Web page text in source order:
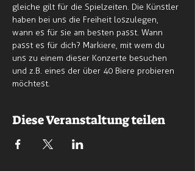
gleiche gilt für die Spielzeiten. Die Künstler
haben bei uns die Freiheit loszulegen,
wann es für sie am besten passt. Wann
passt es für dich? Markiere, mit wem du
uns zu einem dieser Konzerte besuchen
und z.B. eines der über 40 Biere probieren
möchtest.
Diese Veranstaltung teilen